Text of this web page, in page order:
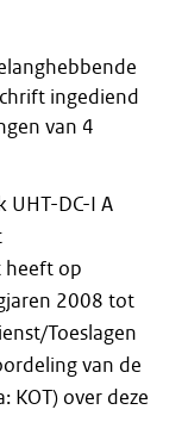
ingediend
van 4
UHT-DC-I A
heeft op
2008 tot
Toeslagen
van de
KOT) over deze